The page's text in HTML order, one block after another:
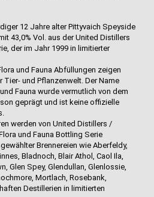
12 Jahre alter Pittyvaich Speyside
43,0% Vol. aus der United Distillers
der im Jahr 1999 in limitierter
und Fauna Abfüllungen zeigen
Tier- und Pflanzenwelt. Der Name
Fauna wurde vermutlich von dem
geprägt und ist keine offizielle
werden von United Distillers /
und Fauna Bottling Serie
Brennereien wie Aberfeldy,
Bladnoch, Blair Athol, Caol Ila,
Glen Spey, Glendullan, Glenlossie,
Mortlach, Rosebank,
Destillerien in limitierten